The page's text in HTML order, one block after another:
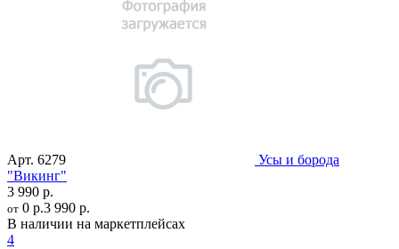
Арт. 6279
Усы и борода
"Викинг"
3 990 р.
от 0 р.3 990 р.
В наличии на маркетплейсах
4